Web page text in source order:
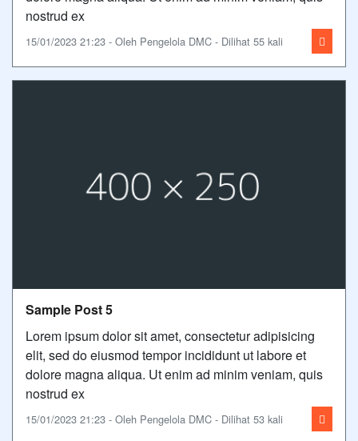
nostrud ex
15/01/2023 21:23 - Oleh Pengelola DMC - Dilihat 55 kali
Sample Post 5
Lorem ipsum dolor sit amet, consectetur adipisicing
elit, sed do eiusmod tempor incididunt ut labore et
dolore magna aliqua. Ut enim ad minim veniam, quis
nostrud ex
15/01/2023 21:23 - Oleh Pengelola DMC - Dilihat 53 kali